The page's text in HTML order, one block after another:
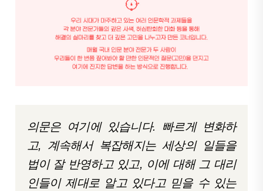
의문은 여기에 있습니다. 빠르게 변화하
고, 계속해서 복잡해지는 세상의 일들을
법이 잘 반영하고 있고, 이에 대해 그 대리
인들이 제대로 알고 있다고 믿을 수 있는